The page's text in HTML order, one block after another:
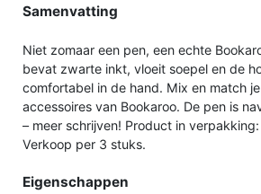
Samenvatting
Niet zomaar een pen, een echte
bevat zwarte inkt, vloeit soepel en de
comfortabel in de hand. Mix en match
accessoires van Bookaroo. De pen is
– meer schrijven! Product in
Verkoop per 3 stuks.
Eigenschappen